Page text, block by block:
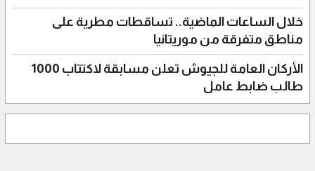
خلال الساعات الماضية.. تساقطات مطرية على
مناطق متفرقة من موريتانيا
الأركان العامة للجيوش تعلن مسابقة لاكتتاب 1000
طالب ضابط عامل